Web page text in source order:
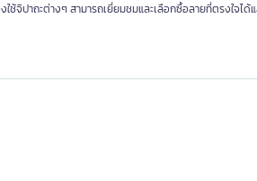
จิปาถะต่างๆ สามารถเยี่ยมชมและเลือกซื้อลายที่ตรงใจได้